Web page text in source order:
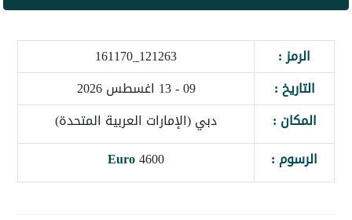
الرمز :
121263_161170
التاريخ :
09 - 13 اغسطس 2026
المكان :
دبي (الإمارات العربية المتحدة)
الرسوم :
4600
Euro